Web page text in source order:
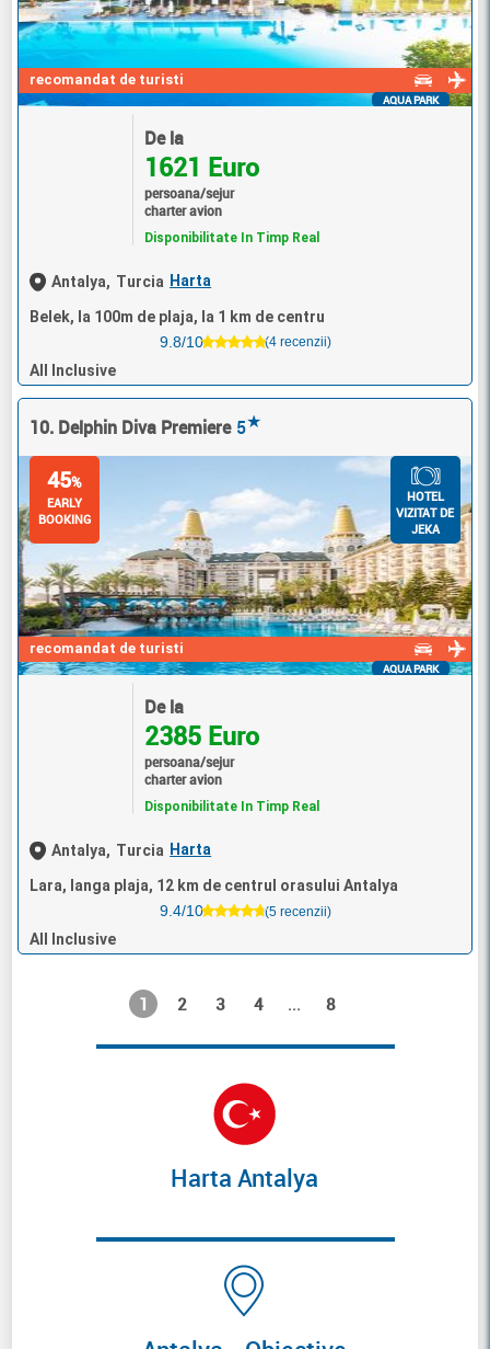
recomandat de turisti
AQUA PARK
De la
1621 Euro
persoana/sejur
charter avion
Disponibilitate In Timp Real
Antalya, Turcia Harta
Belek, la 100m de plaja, la 1 km de centru
9.8/10
(4 recenzii)
All Inclusive
10. Delphin Diva Premiere 5★
recomandat de turisti
45%
EARLY
BOOKING
HOTEL
VIZITAT DE
JEKA
AQUA PARK
De la
2385 Euro
persoana/sejur
charter avion
Disponibilitate In Timp Real
Antalya, Turcia Harta
Lara, langa plaja, 12 km de centrul orasului Antalya
9.4/10
(5 recenzii)
All Inclusive
1 2 3 4 ... 8
Harta Antalya